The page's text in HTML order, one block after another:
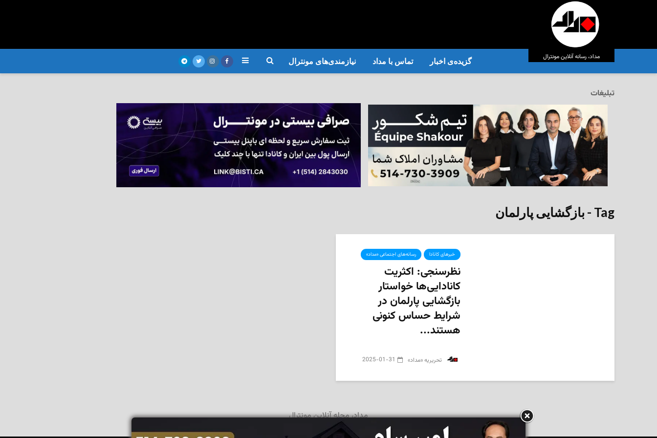
مداد، رسانه آنلاین مونترال گزیده‌ی‌ اخبار تماس با مداد نیازمندی‌های مونترال
تبلیغات
Tag - بازگشایی پارلمان
خبرهای کانادا رسانه‌های اجتماعی «مداد»
نظرسنجی: اکثریت
کانادایی‌ها خواستار
بازگشایی پارلمان در
شرایط حساس کنونی
هستند...
‌ تحریریه «مداد» 2025-01-31
مداد، مجله آنلاین مونترال